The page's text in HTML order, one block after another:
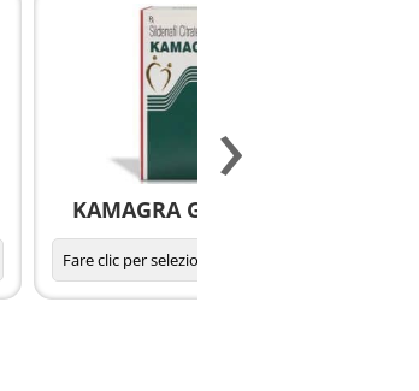
KAMAGRA GOLD pillole
›